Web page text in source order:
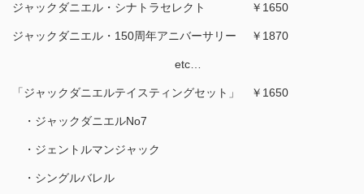
ジャックダニエル・シナトラセレクト ￥1650
ジャックダニエル・150周年アニバーサリー ￥1870
etc…
「ジャックダニエルテイスティングセット」 ￥1650
・ジャックダニエルNo7
・ジェントルマンジャック
・シングルバレル